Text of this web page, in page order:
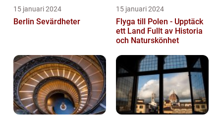
15 januari 2024
Berlin Sevärdheter
15 januari 2024
Flyga till Polen - Upptäck
ett Land Fullt av Historia
och Naturskönhet